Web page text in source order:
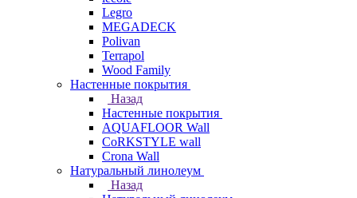
Legro
MEGADECK
Polivan
Terrapol
Wood Family
Настенные покрытия
Назад
Настенные покрытия
AQUAFLOOR Wall
CoRKSTYLE wall
Crona Wall
Натуральный линолеум
Назад